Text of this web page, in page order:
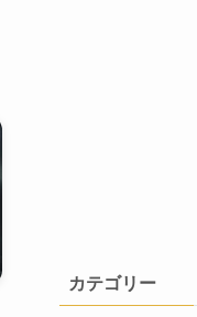
カテゴリー